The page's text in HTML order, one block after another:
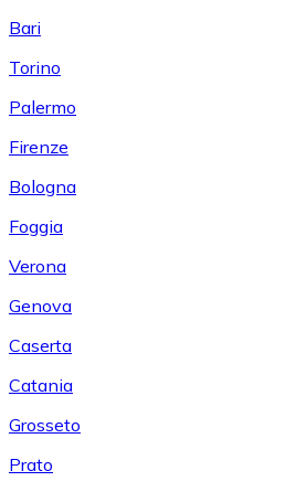
Bari
Torino
Palermo
Firenze
Bologna
Foggia
Verona
Genova
Caserta
Catania
Grosseto
Prato